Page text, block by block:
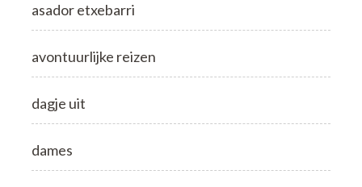
asador etxebarri
avontuurlijke reizen
dagje uit
dames